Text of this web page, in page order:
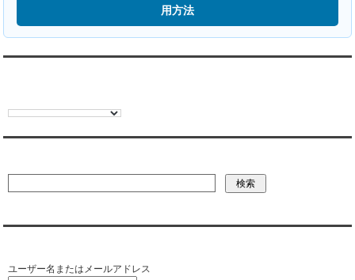
用方法
ユーザー名またはメールアドレス